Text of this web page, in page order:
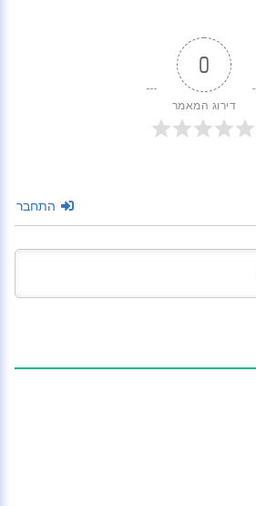
0
דירוג המאמר
התחבר